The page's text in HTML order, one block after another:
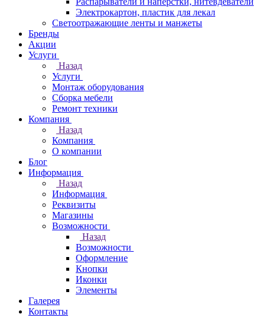
Электрокартон, пластик для лекал
Светоотражающие ленты и манжеты
Бренды
Акции
Услуги
Назад
Услуги
Монтаж оборудования
Сборка мебели
Ремонт техники
Компания
Назад
Компания
О компании
Блог
Информация
Назад
Информация
Реквизиты
Магазины
Возможности
Назад
Возможности
Оформление
Кнопки
Иконки
Элементы
Галерея
Контакты